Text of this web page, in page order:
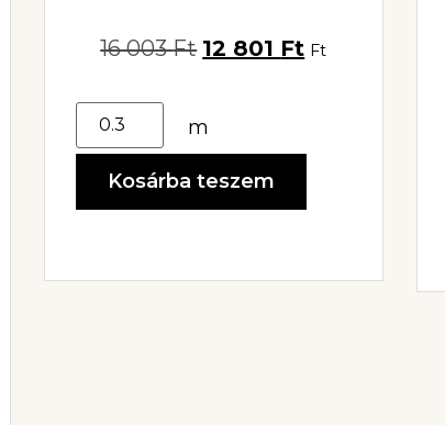
ZSINÓROZOTT
16 003Ft 12 801 Ft Ft
m
Kosárba teszem